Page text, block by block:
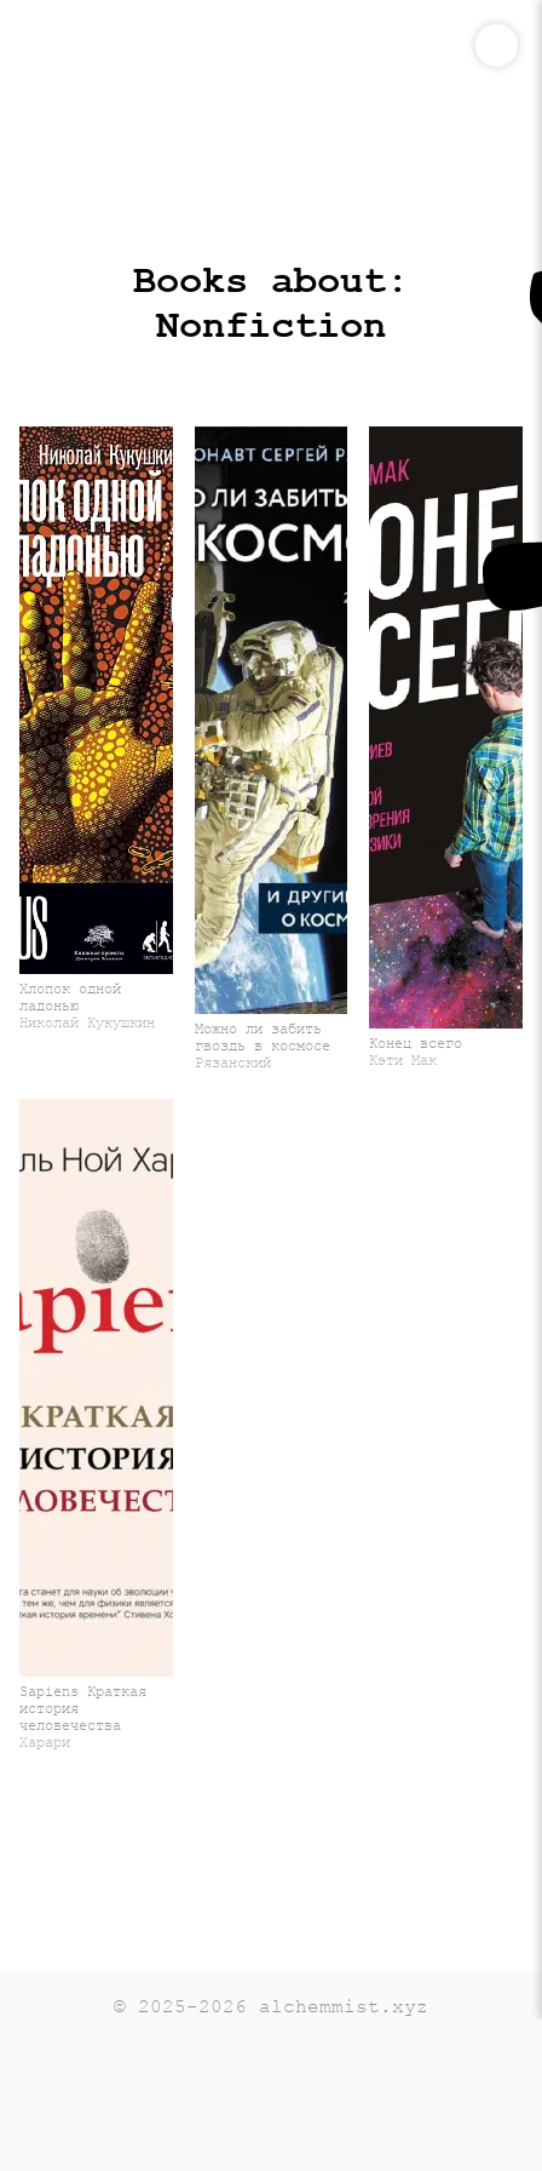
Books about:
Nonfiction
Хлопок одной
ладонью
Николай Кукушкин
Можно ли забить
гвоздь в космосе
Рязанский
Конец всего
Кэти Мак
Sapiens Краткая
история
человечества
Харари
© 2025-2026 alchemmist.xyz